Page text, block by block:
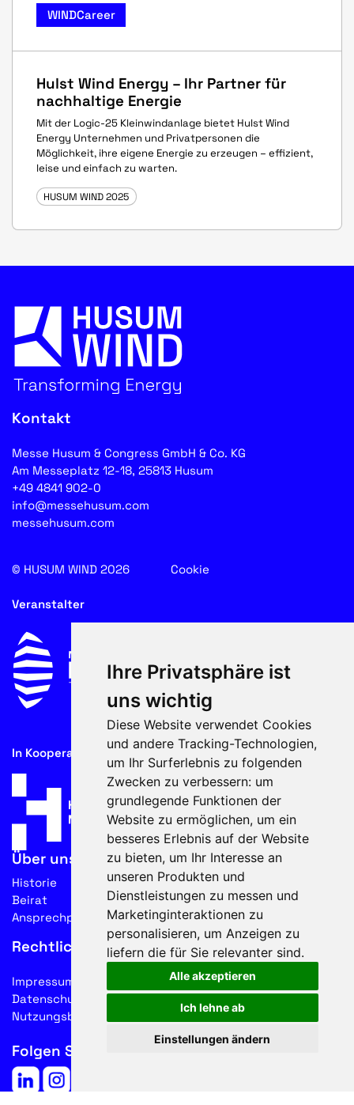
Ihre Privatsphäre ist
uns wichtig
Diese Website verwendet Cookies
und andere Tracking-Technologien,
um Ihr Surferlebnis zu folgenden
Zwecken zu verbessern: um
grundlegende Funktionen der
Website zu ermöglichen, um ein
besseres Erlebnis auf der Website
zu bieten, um Ihr Interesse an
unseren Produkten und
Dienstleistungen zu messen und
Marketinginteraktionen zu
personalisieren, um Anzeigen zu
liefern die für Sie relevanter sind.
Alle akzeptieren
Ich lehne ab
Einstellungen ändern
WINDCareer
Hulst Wind Energy – Ihr Partner für
nachhaltige Energie
Mit der Logic-25 Kleinwindanlage bietet Hulst Wind
Energy Unternehmen und Privatpersonen die
Möglichkeit, ihre eigene Energie zu erzeugen – effizient,
leise und einfach zu warten.
HUSUM WIND 2025
Kontakt
Messe Husum & Congress GmbH & Co. KG
Am Messeplatz 12-18, 25813 Husum
+49 4841 902-0
info@messehusum.com
messehusum.com
© HUSUM WIND 2026 Cookie
Veranstalter
In Kooperation mit
Über uns
Historie
Beirat
Ansprechpartner
Rechtliches
Impressum
Datenschutz
Nutzungsbedingungen
Folgen Sie uns auf Social Media